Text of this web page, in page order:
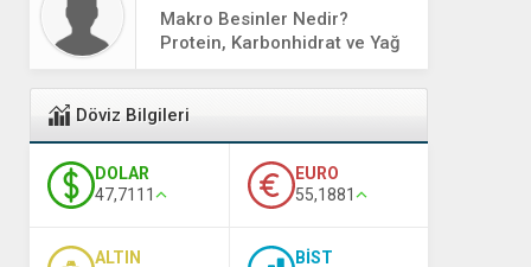
Makro Besinler Nedir?
Protein, Karbonhidrat ve Yağ
Rehberi
Döviz Bilgileri
DOLAR
47,7111
EURO
55,1881
ALTIN
BİST